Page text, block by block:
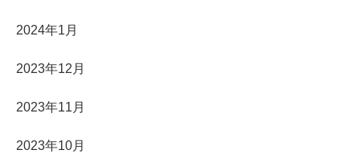
2024年1月
2023年12月
2023年11月
2023年10月